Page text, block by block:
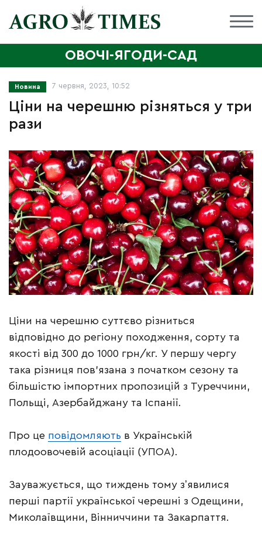
ОВОЧІ-ЯГОДИ-САД
Новина 7 червня, 2023, 10:52
Ціни на черешню різняться у три
рази
Ціни на черешню суттєво різниться
відповідно до регіону походження, сорту та
якості від 300 до 1000 грн/кг. У першу чергу
така різниця пов’язана з початком сезону та
більшістю імпортних пропозицій з Туреччини,
Польщі, Азербайджану та Іспанії.
Про це повідомляють в Українській
плодоовочевій асоціації (УПОА).
Зауважується, що тиждень тому зʼявилися
перші партії української черешні з Одещини,
Миколаївщини, Вінниччини та Закарпаття.